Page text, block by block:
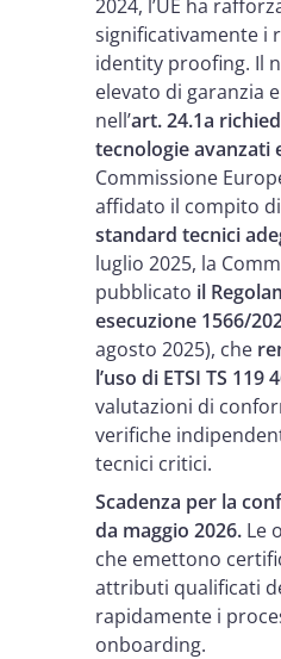
2024, l’UE ha
significativamente i
identity proofing. Il
elevato di garanzia
nell’art. 24.1a
tecnologie avanzati
Commissione
affidato il compito di
standard tecnici
luglio 2025, la
pubblicato il
esecuzione 1566/
agosto 2025), che
l’uso di ETSI TS 119
valutazioni di
verifiche
tecnici critici.
Scadenza per la
da maggio 2026. Le
che emettono
attributi qualificati
rapidamente i
onboarding.